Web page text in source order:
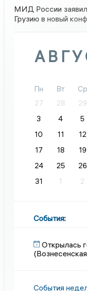
МИД России заявил
Грузию в новый
Пн Вт Ср
27
28 29
3
4 5
10
11 12
17
18 19
24
25 26
31
1 2
События:
Открылась
События